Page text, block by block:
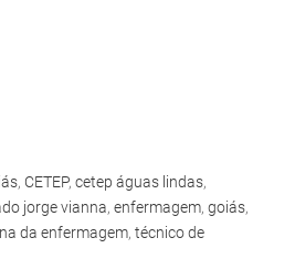
, CETEP, cetep águas lindas,
jorge vianna, enfermagem, goiás,
da enfermagem, técnico de